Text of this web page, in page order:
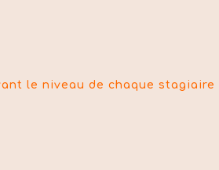
le niveau de chaque stagiaire